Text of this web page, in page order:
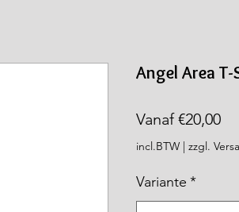
Angel Area
Vanaf€20,00
incl.BTW | zzgl.
Variante *